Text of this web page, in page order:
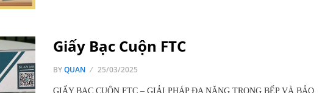
Giấy Bạc Cuộn FTC
BYQUAN 25/03/2025
GIẤY BẠC CUỘN FTC – GIẢI PHÁP ĐA NĂNG TRONG BẾP VÀ BẢO